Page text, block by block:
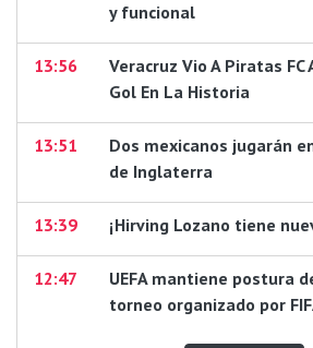
y funcional
13:56
Veracruz Vio A Piratas
Gol En La Historia
13:51
Dos mexicanos jugarán
de Inglaterra
13:39 ¡Hirving Lozano tiene
12:47
UEFA mantiene postura
torneo organizado por